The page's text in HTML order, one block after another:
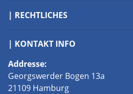
| RECHTLICHES
| KONTAKT INFO
Addresse:
Georgswerder Bogen 13a
21109 Hamburg